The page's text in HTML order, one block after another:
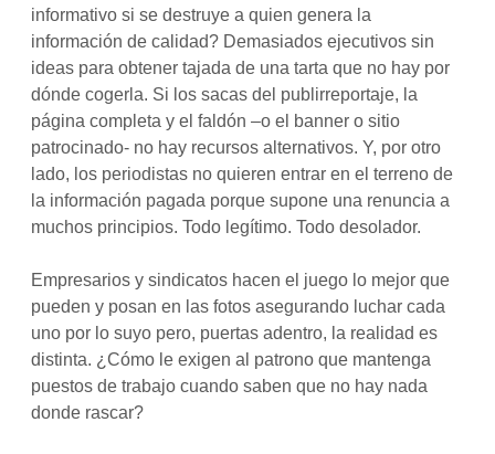
informativo si se destruye a quien genera la
información de calidad? Demasiados ejecutivos sin
ideas para obtener tajada de una tarta que no hay por
dónde cogerla. Si los sacas del publirreportaje, la
página completa y el faldón –o el banner o sitio
patrocinado- no hay recursos alternativos. Y, por otro
lado, los periodistas no quieren entrar en el terreno de
la información pagada porque supone una renuncia a
muchos principios. Todo legítimo. Todo desolador.
Empresarios y sindicatos hacen el juego lo mejor que
pueden y posan en las fotos asegurando luchar cada
uno por lo suyo pero, puertas adentro, la realidad es
distinta. ¿Cómo le exigen al patrono que mantenga
puestos de trabajo cuando saben que no hay nada
donde rascar?